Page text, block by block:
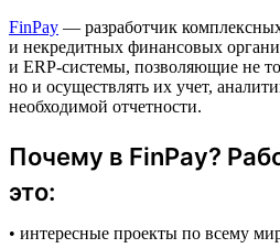
FinPay — разработчик
и некредитных финансовых
и ERP-системы, позволяющие не
но и осуществлять их учет,
необходимой отчетности.
Почему в FinPay?
это:
• интересные проекты по всему